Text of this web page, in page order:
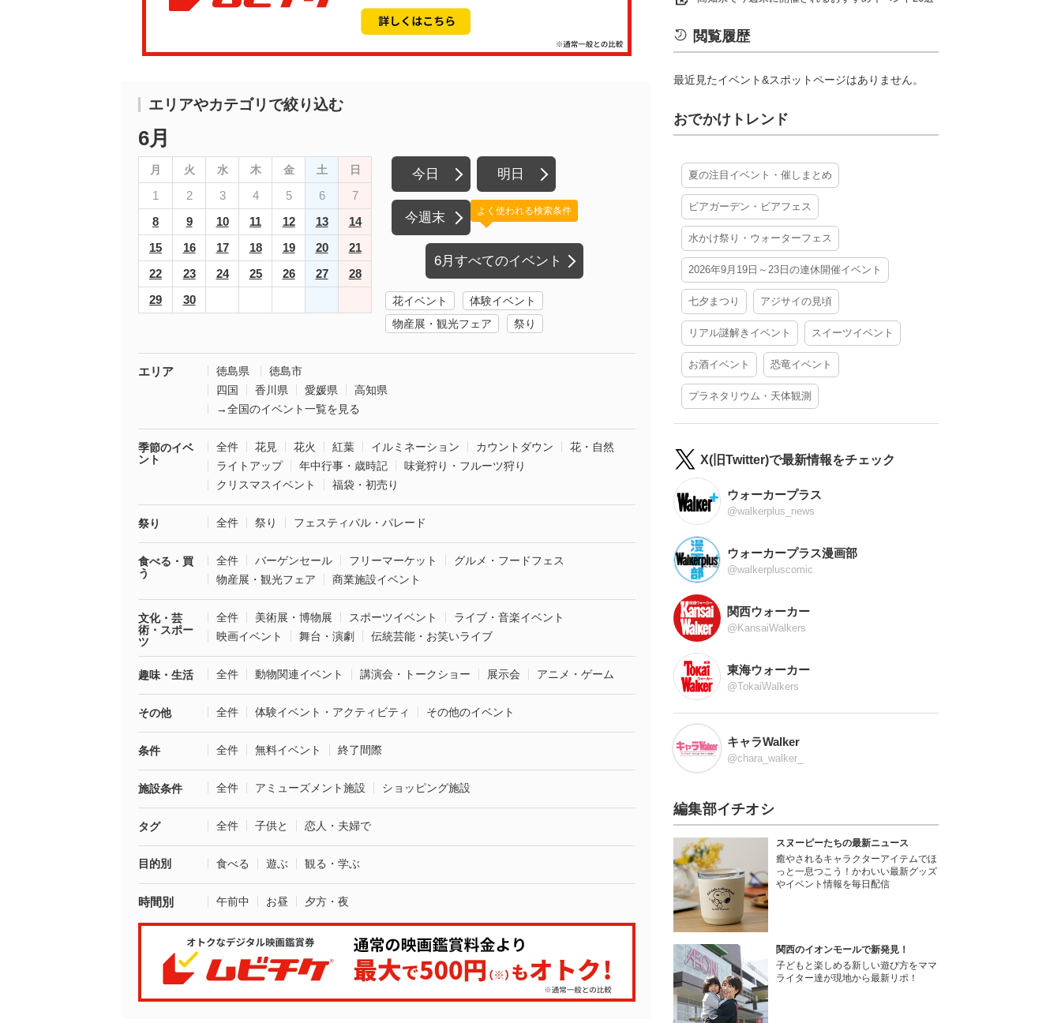
エリアやカテゴリで絞り込む
6月
月 火 水 木 金 土 日
1 2 3 4 5 6
7
8
9 10 11 12 13
14
15
16 17 18 19 20
21
22
23 24 25 26 27
28
29
30
今日 明日
今週末
6月すべてのイベント
よく使われる検索条件
花イベント
体験イベント
物産展・観光フェア
祭り
エリア 徳島県
徳島市
四国
香川県 愛媛県
高知県
→全国のイベント一覧を見る
季節のイベ
ント
全件 花見 花火 紅葉 イルミネーション カウントダウン
花・自然
ライトアップ
年中行事・歳時記
味覚狩り・フルーツ狩り
クリスマスイベント
福袋・初売り
祭り 全件 祭り フェスティバル・パレード
食べる・買
う
全件 バーゲンセール フリーマーケット
グルメ・フードフェス
物産展・観光フェア
商業施設イベント
文化・芸
術・スポー
ツ
全件 美術展・博物展 スポーツイベント
ライブ・音楽イベント
映画イベント
舞台・演劇 伝統芸能・お笑いライブ
趣味・生活 全件 動物関連イベント 講演会・トークショー 展示会 アニメ・ゲーム
その他 全件 体験イベント・アクティビティ その他のイベント
条件 全件 無料イベント 終了間際
施設条件 全件 アミューズメント施設 ショッピング施設
タグ 全件 子供と 恋人・夫婦で
目的別 食べる 遊ぶ 観る・学ぶ
時間別 午前中 お昼 夕方・夜
閲覧履歴
最近見たイベント&スポットページはありません。
おでかけトレンド
夏の注目イベント・催しまとめ
ビアガーデン・ビアフェス
水かけ祭り・ウォーターフェス
2026年9月19日～23日の連休開催イベント
七夕まつり アジサイの見頃
リアル謎解きイベント スイーツイベント
お酒イベント 恐竜イベント
プラネタリウム・天体観測
X(旧Twitter)で最新情報をチェック
ウォーカープラス
@walkerplus_news
ウォーカープラス漫画部
@walkerpluscomic
関西ウォーカー
@KansaiWalkers
東海ウォーカー
@TokaiWalkers
キャラWalker
@chara_walker_
編集部イチオシ
スヌーピーたちの最新ニュース
癒やされるキャラクターアイテムでほ
っと一息つこう！かわいい最新グッズ
やイベント情報を毎日配信
関西のイオンモールで新発見！
子どもと楽しめる新しい遊び方をママ
ライター達が現地から最新リポ！